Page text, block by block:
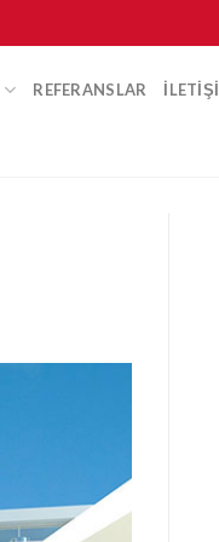
REFERANSLAR